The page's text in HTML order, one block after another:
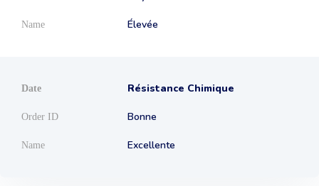
Élevée
Résistance Chimique
Bonne
Excellente